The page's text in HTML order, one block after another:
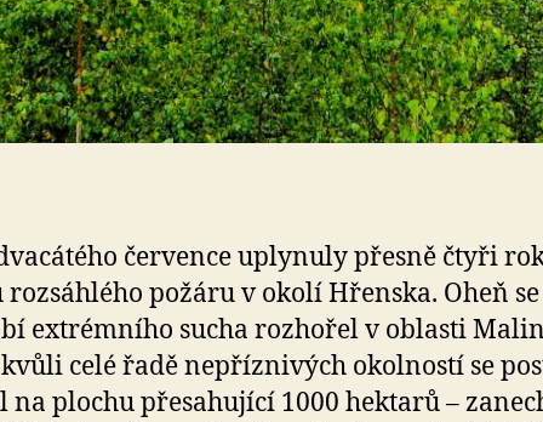
července uplynuly přesně čtyři
požáru v okolí Hřenska. Oheň
extrémního sucha rozhořel v oblasti
celé řadě nepříznivých okolností se
plochu přesahující 1000 hektarů –